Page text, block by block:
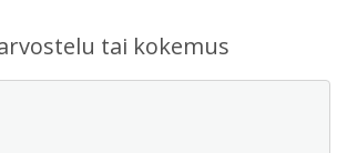
tai kokemus